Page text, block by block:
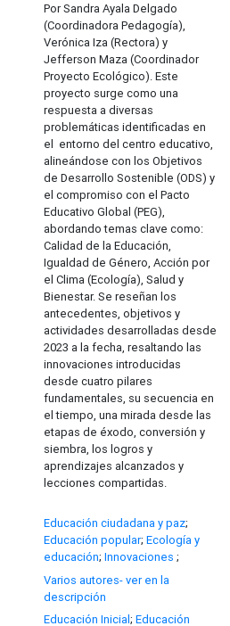
Por Sandra Ayala Delgado
(Coordinadora Pedagogía),
Verónica Iza (Rectora) y
Jefferson Maza (Coordinador
Proyecto Ecológico). Este
proyecto surge como una
respuesta a diversas
problemáticas identificadas en
el entorno del centro educativo,
alineándose con los Objetivos
de Desarrollo Sostenible (ODS) y
el compromiso con el Pacto
Educativo Global (PEG),
abordando temas clave como:
Calidad de la Educación,
Igualdad de Género, Acción por
el Clima (Ecología), Salud y
Bienestar. Se reseñan los
antecedentes, objetivos y
actividades desarrolladas desde
2023 a la fecha, resaltando las
innovaciones introducidas
desde cuatro pilares
fundamentales, su secuencia en
el tiempo, una mirada desde las
etapas de éxodo, conversión y
siembra, los logros y
aprendizajes alcanzados y
lecciones compartidas.
Educación ciudadana y paz;
Educación popular; Ecología y
educación; Innovaciones ;
Varios autores- ver en la
descripción
Educación Inicial; Educación